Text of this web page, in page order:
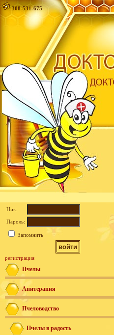
308-531-675
Ник:
Пароль:
Запомнить
регистрация
Пчелы
Апитерапия
Пчеловодство
Пчелы в радость